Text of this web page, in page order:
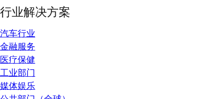
行业解决方案
汽车行业
金融服务
医疗保健
工业部门
媒体娱乐